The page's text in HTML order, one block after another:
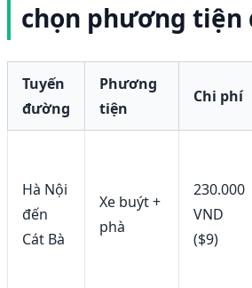
chọn phương tiện
Tuyến
đường
Phương
tiện
Chi phí
Hà Nội
đến
Cát Bà
Xe buýt +
phà
230.000
VND
($9)